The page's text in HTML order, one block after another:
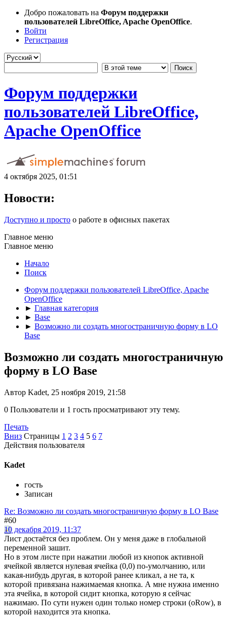
Добро пожаловать на Форум поддержки
пользователей LibreOffice, Apache OpenOffice.
Войти
Регистрация
Форум поддержки
пользователей LibreOffice,
Apache OpenOffice
4 октября 2025, 01:51
Новости:
Доступно и просто о работе в офисных пакетах
Главное меню
Главное меню
Начало
Поиск
Форум поддержки пользователей LibreOffice, Apache
OpenOffice
► Главная категория
► Base
► Возможно ли создать многостраничную форму в LO
Base
Возможно ли создать многостраничную
форму в LO Base
Автор Kadet, 25 ноября 2019, 21:58
0 Пользователи и 1 гость просматривают эту тему.
Печать
Вниз Страницы 1 2 3 4 5 6 7
Действия пользователя
Kadet
гость
Записан
Re: Возможно ли создать многостраничную форму в LO Base
#60
10 декабря 2019, 11:37
Лист достаётся без проблем. Он у меня даже в глобальной
переменной зашит.
Но в этом листе при нажатии любой из кнопок активной
ячейкой является нулевая ячейка (0,0) по-умолчанию, или
какая-нибудь другая, в которой ранее кликал, а не та, к
которой привязана нажимаемая кнопка. А мне нужна именно
эта ячейка, в которой сидит кнопка, которую я сейчас
нажимаю. По сути нужен один только номер строки (oRow), в
которой находится эта кнопка.